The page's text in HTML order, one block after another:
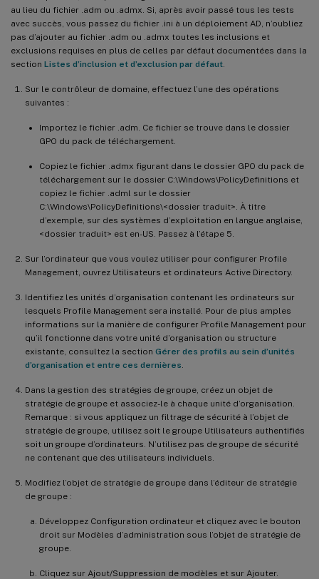
au lieu du fichier .adm ou .admx. Si, après avoir passé tous les tests
avec succès, vous passez du fichier .ini à un déploiement AD, n’oubliez
pas d’ajouter au fichier .adm ou .admx toutes les inclusions et
exclusions requises en plus de celles par défaut documentées dans la
section Listes d’inclusion et d’exclusion par défaut
Sur le contrôleur de domaine, effectuez l’une des opérations
suivantes :
Importez le fichier .adm. Ce fichier se trouve dans le dossier
GPO du pack de téléchargement.
Copiez le fichier .admx figurant dans le dossier GPO du pack de
téléchargement sur le dossier C:\Windows\PolicyDefinitions et
copiez le fichier .adml sur le dossier
C:\Windows\PolicyDefinitions\<dossier traduit>. À titre
d’exemple, sur des systèmes d’exploitation en langue anglaise,
<dossier traduit> est en-US. Passez à l’étape 5.
Sur l’ordinateur que vous voulez utiliser pour configurer Profile
Management, ouvrez Utilisateurs et ordinateurs Active Directory.
Identifiez les unités d’organisation contenant les ordinateurs sur
lesquels Profile Management sera installé. Pour de plus amples
informations sur la manière de configurer Profile Management pour
qu’il fonctionne dans votre unité d’organisation ou structure
existante, consultez la section Gérer des profils au sein d’unités
d’organisation et entre ces dernières
Dans la gestion des stratégies de groupe, créez un objet de
stratégie de groupe et associez-le à chaque unité d’organisation.
Remarque : si vous appliquez un filtrage de sécurité à l’objet de
stratégie de groupe, utilisez soit le groupe Utilisateurs authentifiés
soit un groupe d’ordinateurs. N’utilisez pas de groupe de sécurité
ne contenant que des utilisateurs individuels.
Modifiez l’objet de stratégie de groupe dans l’éditeur de stratégie
de groupe :
Développez Configuration ordinateur et cliquez avec le bouton
droit sur Modèles d’administration sous l’objet de stratégie de
groupe.
Cliquez sur Ajout/Suppression de modèles et sur Ajouter.